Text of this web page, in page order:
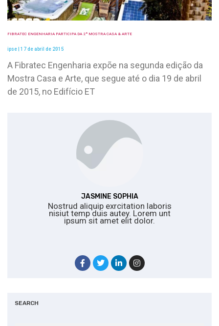
FIBRATEC ENGENHARIA PARTICIPA DA 2ª MOSTRA CASA & ARTE
ipse 17 de abril de 2015
A Fibratec Engenharia expõe na segunda edição da
Mostra Casa e Arte, que segue até o dia 19 de abril
de 2015, no Edifício ET
JASMINE SOPHIA
Nostrud aliquip exrcitation laboris
nisiut temp duis autey. Lorem unt
ipsum sit amet elit dolor.
SEARCH